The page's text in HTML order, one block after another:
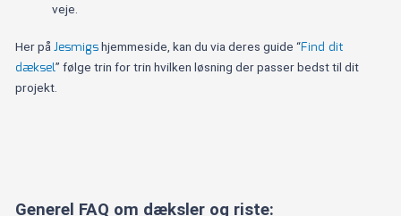
veje.
Her på Jesmigshjemmeside, kan du via deres guide “Find dit
dæksel” følge trin for trin hvilken løsning der passer bedst til dit
projekt.
Generel FAQ om dæksler og riste: